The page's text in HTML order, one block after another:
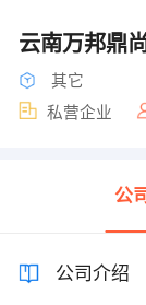
云南万邦鼎
其它
私营企业
公
公司介绍